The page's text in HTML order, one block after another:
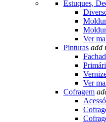
Estuques,
Ver
Pinturas add
Ver
Cofragem